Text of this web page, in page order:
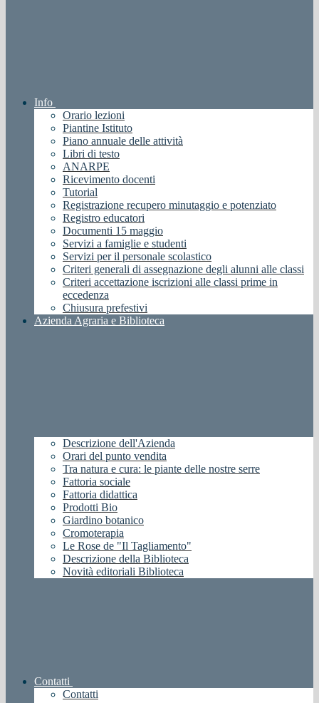
Info
Orario lezioni
Piantine Istituto
Piano annuale delle attività
Libri di testo
ANARPE
Ricevimento docenti
Tutorial
Registrazione recupero minutaggio e potenziato
Registro educatori
Documenti 15 maggio
Servizi a famiglie e studenti
Servizi per il personale scolastico
Criteri generali di assegnazione degli alunni alle classi
Criteri accettazione iscrizioni alle classi prime in
eccedenza
Chiusura prefestivi
Azienda Agraria e Biblioteca
Descrizione dell'Azienda
Orari del punto vendita
Tra natura e cura: le piante delle nostre serre
Fattoria sociale
Fattoria didattica
Prodotti Bio
Giardino botanico
Cromoterapia
Le Rose de "Il Tagliamento"
Descrizione della Biblioteca
Novità editoriali Biblioteca
Contatti
Contatti